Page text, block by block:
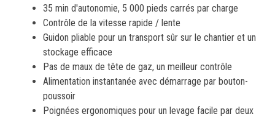
35 min d'autonomie, 5 000 pieds carrés par charge
Contrôle de la vitesse rapide / lente
Guidon pliable pour un transport sûr sur le chantier et un
stockage efficace
Pas de maux de tête de gaz, un meilleur contrôle
Alimentation instantanée avec démarrage par bouton-
poussoir
Poignées ergonomiques pour un levage facile par deux